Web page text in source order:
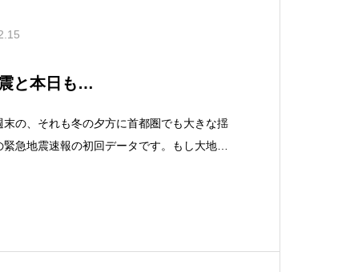
と本日も…
の、それも冬の夕方に首都圏でも大きな揺
急地震速報の初回データです。もし大地震